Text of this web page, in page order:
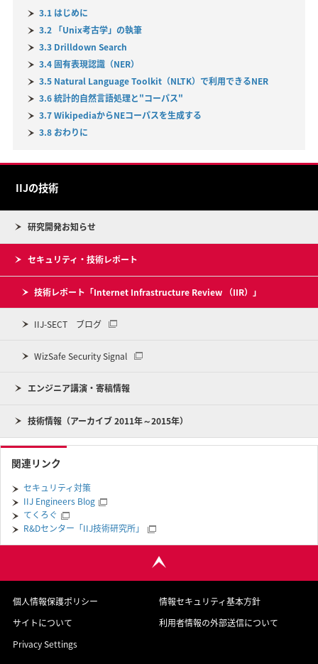
3.1 はじめに
3.2 「Unix考古学」の執筆
3.3 Drilldown Search
3.4 固有表現認識（NER）
3.5 Natural Language Toolkit（NLTK）で利用できるNER
3.6 統計的自然言語処理と"コーパス"
3.7 WikipediaからNEコーパスを生成する
3.8 おわりに
IIJの技術
研究開発お知らせ
セキュリティ・技術レポート
技術レポート「Internet Infrastructure Review （IIR）」
IIJ-SECT ブログ
WizSafe Security Signal
エンジニア講演・寄稿情報
技術情報（アーカイブ 2011年～2015年）
関連リンク
セキュリティ対策
IIJ Engineers Blog
てくろぐ
R&Dセンター「IIJ技術研究所」
個人情報保護ポリシー
情報セキュリティ基本方針
サイトについて
利用者情報の外部送信について
Privacy Settings